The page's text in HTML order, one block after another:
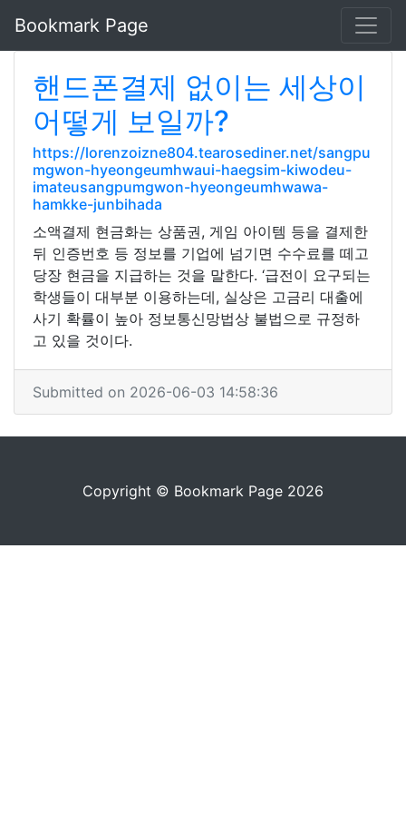
Bookmark Page
핸드폰결제 없이는 세상이
어떻게 보일까?
https://lorenzoizne804.tearosediner.net/sangpu
mgwon-hyeongeumhwaui-haegsim-kiwodeu-
imateusangpumgwon-hyeongeumhwawa-
hamkke-junbihada
소액결제 현금화는 상품권, 게임 아이템 등을 결제한
뒤 인증번호 등 정보를 기업에 넘기면 수수료를 떼고
당장 현금을 지급하는 것을 말한다. ‘급전이 요구되는
학생들이 대부분 이용하는데, 실상은 고금리 대출에
사기 확률이 높아 정보통신망법상 불법으로 규정하
고 있을 것이다.
Submitted on 2026-06-03 14:58:36
Copyright © Bookmark Page 2026